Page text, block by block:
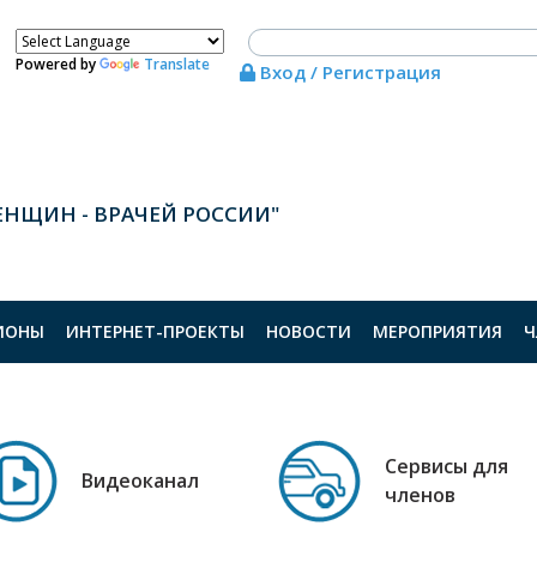
Powered by Translate Вход / Регистрация
- ВРАЧЕЙ РОССИИ"
ИНТЕРНЕТ-ПРОЕКТЫ НОВОСТИ МЕРОПРИЯТИЯ
Видеоканал
Сервисы для
членов